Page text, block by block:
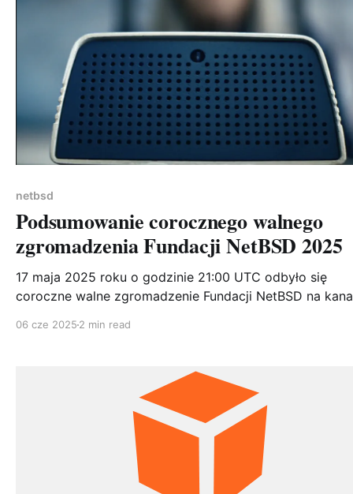
netbsd
Podsumowanie corocznego walnego
zgromadzenia Fundacji NetBSD 2025
17 maja 2025 roku o godzinie 21:00 UTC odbyło się
coroczne walne zgromadzenie Fundacji NetBSD na
engineering dostarczył użytkownikom: * NetBSD 10.
06 cze 2025 2 min read